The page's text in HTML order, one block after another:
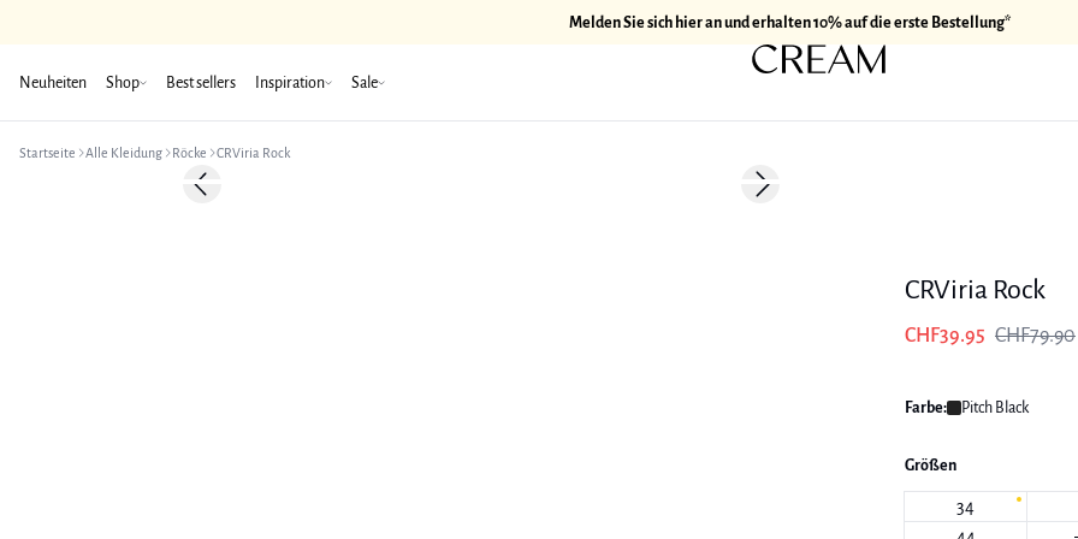
Melden Sie sich hier an und erhalten 10% auf die erste Bestellung*
Neuheiten Shop Best sellers Inspiration Sale
Startseite Alle Kleidung Röcke CRViria Rock
-50%Previous slide Next slide
CRViria Rock
CHF39.95 CHF79.90
Farbe: Pitch Black
Größen
34